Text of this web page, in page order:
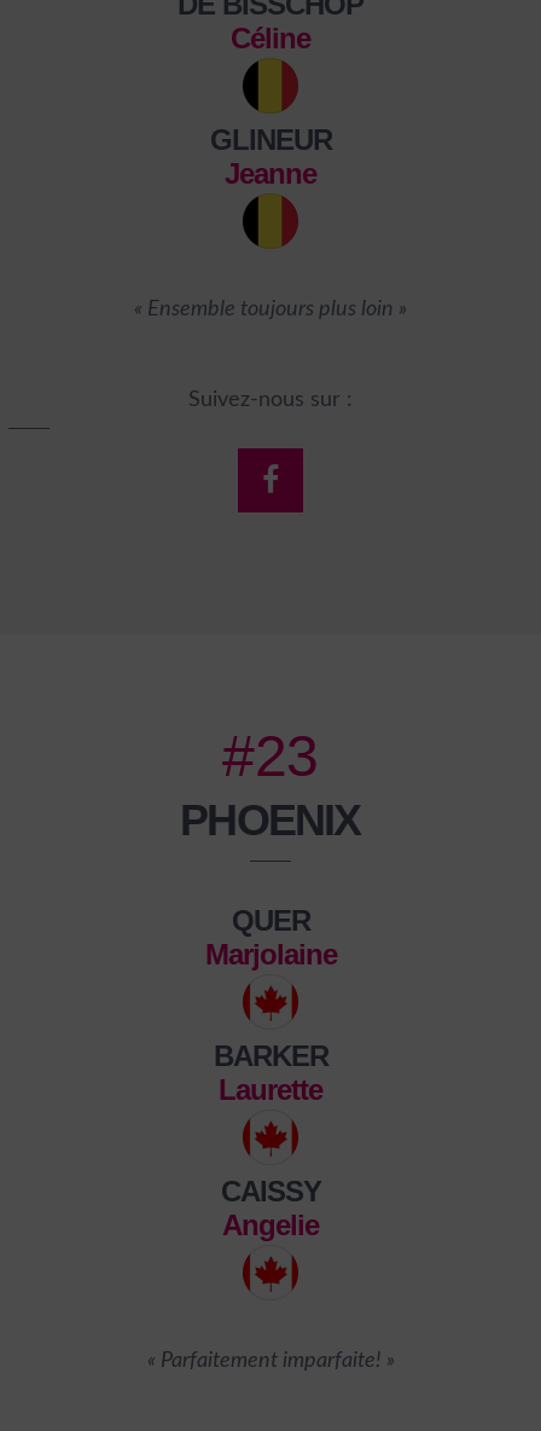
Céline
GLINEUR
Jeanne
« Ensemble toujours plus loin »
Suivez-nous sur :
#23
PHOENIX
QUER
Marjolaine
BARKER
Laurette
CAISSY
Angelie
« Parfaitement imparfaite! »